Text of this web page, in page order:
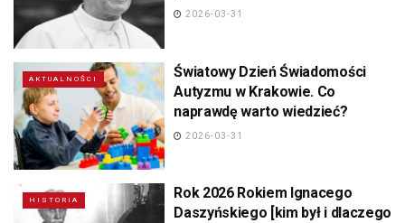
2026-03-31
AKTUALNOŚCI
Światowy Dzień Świadomości
Autyzmu w Krakowie. Co
naprawdę warto wiedzieć?
2026-03-31
HISTORIA
Rok 2026 Rokiem Ignacego
Daszyńskiego [kim był i dlaczego